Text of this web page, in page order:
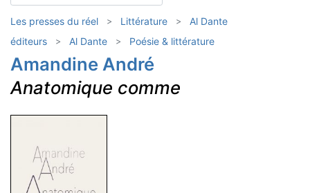
Les presses du réel Littérature
Al Dante
éditeurs
Al Dante Poésie & littérature
Amandine André
Anatomique comme